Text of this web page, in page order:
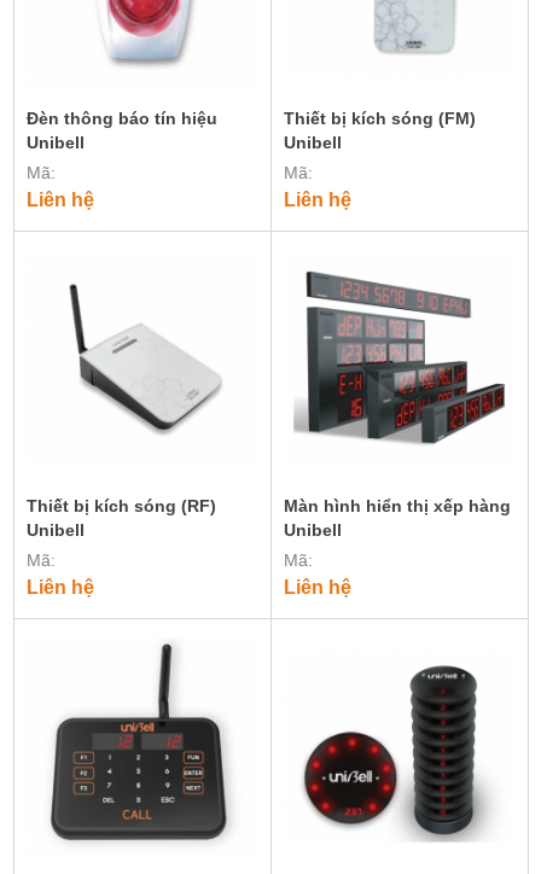
Đèn thông báo tín hiệu
Unibell
Mã:
Liên hệ
Thiết bị kích sóng (FM)
Unibell
Mã:
Liên hệ
Thiết bị kích sóng (RF)
Unibell
Mã:
Liên hệ
Màn hình hiển thị xếp hàng
Unibell
Mã:
Liên hệ